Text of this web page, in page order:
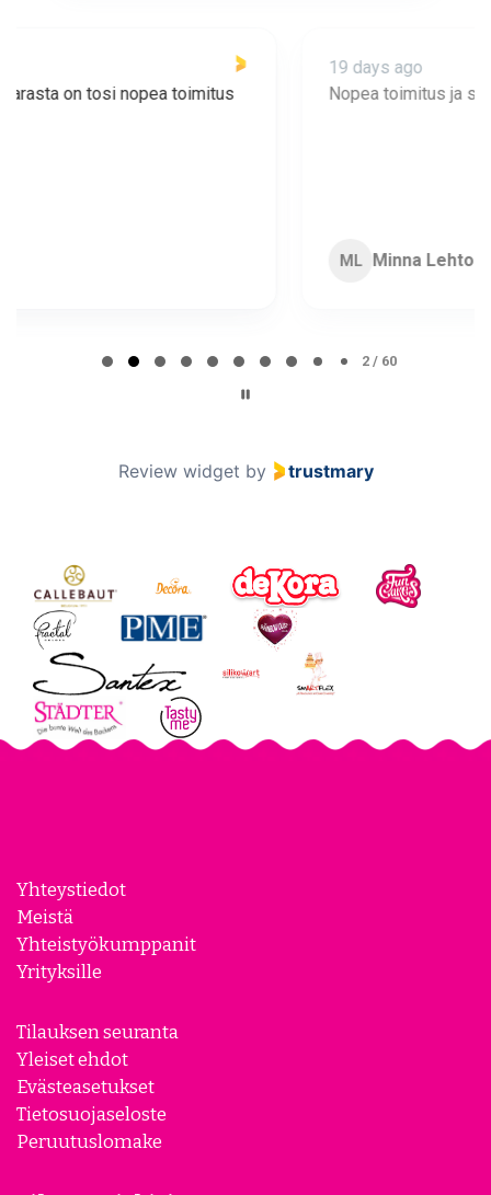
Nopea toimitus ja super asiakaspalvelua 🩷
2 / 60
Review widget by trustmary
Yhteystiedot
Meistä
Yhteistyökumppanit
Yrityksille
Tilauksen seuranta
Yleiset ehdot
Evästeasetukset
Tietosuojaseloste
Peruutuslomake